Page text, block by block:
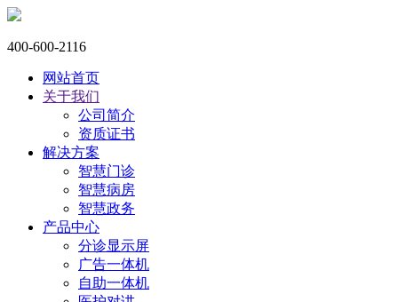
400-600-2116
网站首页
关于我们
公司简介
资质证书
解决方案
智慧门诊
智慧病房
智慧政务
产品中心
分诊显示屏
广告一体机
自助一体机